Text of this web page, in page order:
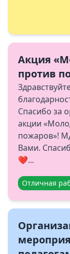
Акция
против
Спасибо за
акции
пожаров»!
Вами.
❤️...
Отличная